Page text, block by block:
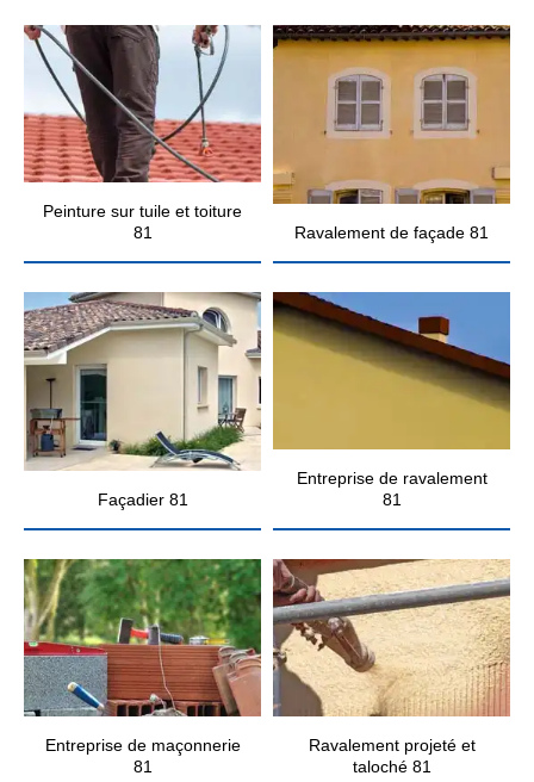
Peinture sur tuile et toiture
81
Ravalement de façade 81
Façadier 81
Entreprise de ravalement
81
Entreprise de maçonnerie
81
Ravalement projeté et
taloché 81